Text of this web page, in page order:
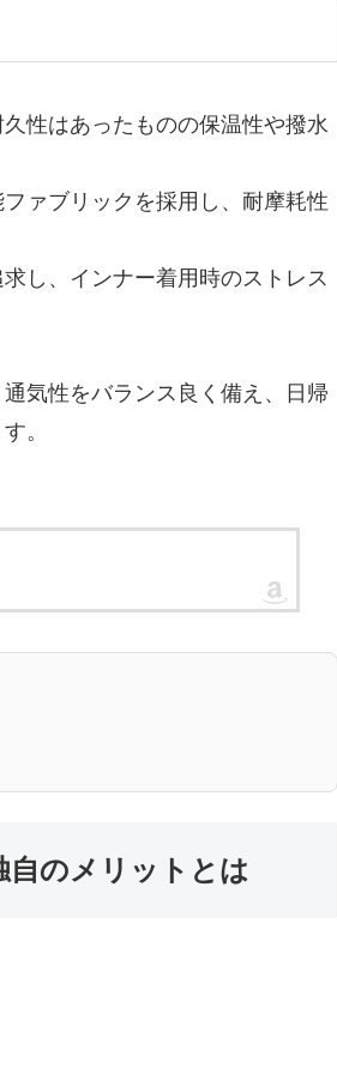
性はあったものの保温性や撥水
ァブリックを採用し、耐摩耗性
し、インナー着用時のストレス
気性をバランス良く備え、日帰
。
のメリットとは